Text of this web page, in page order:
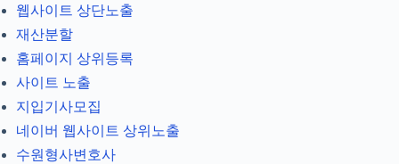
웹사이트 상단노출
재산분할
홈페이지 상위등록
사이트 노출
지입기사모집
네이버 웹사이트 상위노출
수원형사변호사